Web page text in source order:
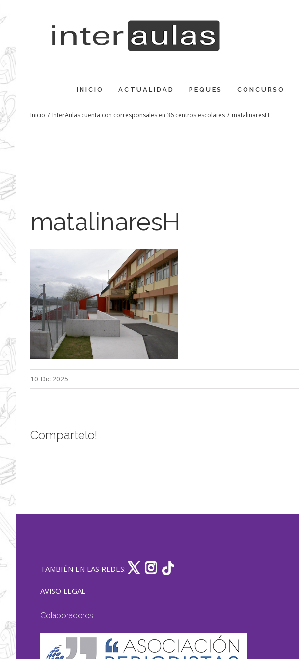
al
INICIO ACTUALIDAD PEQUES CONCURSO
Inicio / InterAulas cuenta con corresponsales en 36 centros escolares / matalinaresH
matalinaresH
10 Dic 2025
Compártelo!
TAMBIÉN EN LAS REDES:
AVISO LEGAL
Colaboradores